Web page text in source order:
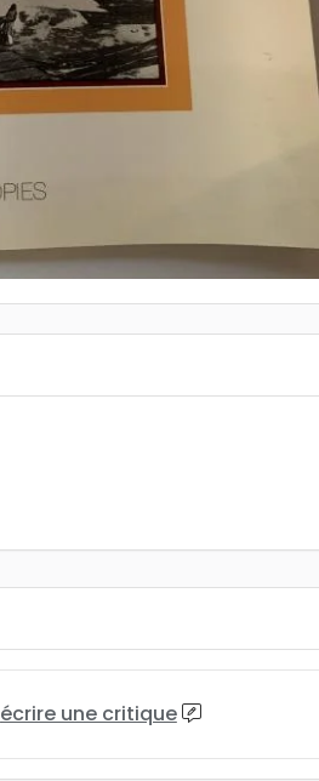
écrire une critique